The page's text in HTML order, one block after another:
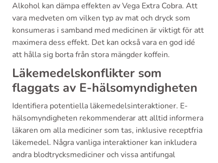
Alkohol kan dämpa effekten av Vega Extra Cobra. Att
vara medveten om vilken typ av mat och dryck som
konsumeras i samband med medicinen är viktigt för att
maximera dess effekt. Det kan också vara en god idé
att hålla sig borta från stora mängder koffein.
Läkemedelskonflikter som
flaggats av E-hälsomyndigheten
Identifiera potentiella läkemedelsinteraktioner. E-
hälsomyndigheten rekommenderar att alltid informera
läkaren om alla mediciner som tas, inklusive receptfria
läkemedel. Några vanliga interaktioner kan inkludera
andra blodtrycksmediciner och vissa antifungal